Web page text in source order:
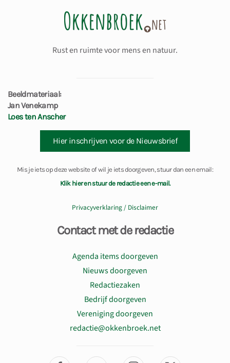
Rust en ruimte voor mens en natuur.
Beeldmateriaal:
Jan Venekamp
Loes ten Anscher
Hier inschrijven voor de Nieuwsbrief
Mis je iets op deze website of wil je iets doorgeven, stuur dan een email:
Klik hier en stuur de redactie een e-mail.
Privacyverklaring / Disclaimer
Contact met de redactie
Agenda items doorgeven
Nieuws doorgeven
Redactiezaken
Bedrijf doorgeven
Vereniging doorgeven
redactie@okkenbroek.net